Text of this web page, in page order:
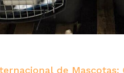
de Mascotas: